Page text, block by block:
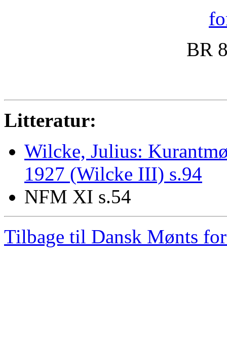
BR
Litteratur:
Wilcke, Julius:
1927 (Wilcke III) s.94
NFM XI s.54
Tilbage til Dansk Mønts